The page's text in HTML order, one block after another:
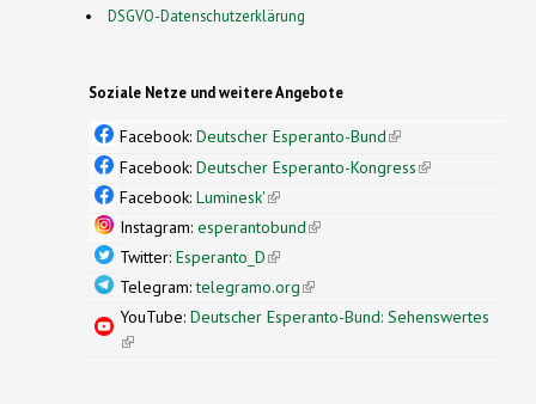
DSGVO-Datenschutzerklärung
Soziale Netze und weitere Angebote
Facebook: Deutscher Esperanto-Bund(link is
external)
Facebook: Deutscher Esperanto-Kongress(link is
Facebook: Luminesk'(link is external)
Instagram: esperantobund(link is external)
Twitter: Esperanto_D(link is external)
Telegram:telegramo.org(link is external)
YouTube: Deutscher Esperanto-Bund: Sehenswertes
(link is external)